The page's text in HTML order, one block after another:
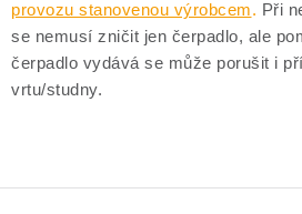
KALOVÁ ČERPADLA
ČERPACÍ JÍMKY KANALIZACE
provozu stanovenou výrobcem. Při
se nemusí zničit jen čerpadlo, ale
čerpadlo vydává se může porušit i
vrtu/studny.